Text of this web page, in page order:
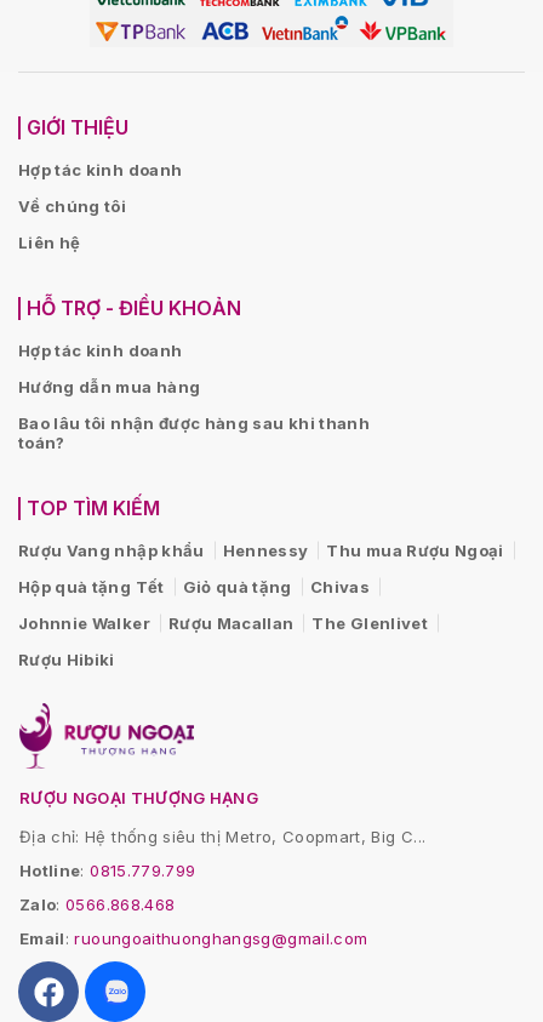
GIỚI THIỆU
Hợp tác kinh doanh
Về chúng tôi
Liên hệ
HỖ TRỢ - ĐIỀU KHOẢN
Hợp tác kinh doanh
Hướng dẫn mua hàng
Bao lâu tôi nhận được hàng sau khi thanh
toán?
TOP TÌM KIẾM
Rượu Vang nhập khẩu Hennessy
Thu mua Rượu Ngoại
Hộp quà tặng Tết
Giỏ quà tặng
Chivas
Johnnie Walker
Rượu Macallan
The Glenlivet
Rượu Hibiki
RƯỢU NGOẠI THƯỢNG HẠNG
Địa chỉ: Hệ thống siêu thị Metro, Coopmart, Big C...
Hotline:0815.779.799
Zalo:0566.868.468
Email:ruoungoaithuonghangsg@gmail.com